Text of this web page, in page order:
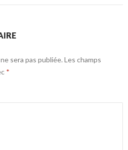
sera pas publiée. Les champs
*